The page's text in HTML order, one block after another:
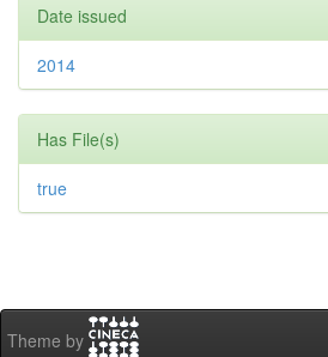
Date issued
2014
Has File(s)
true
Theme by